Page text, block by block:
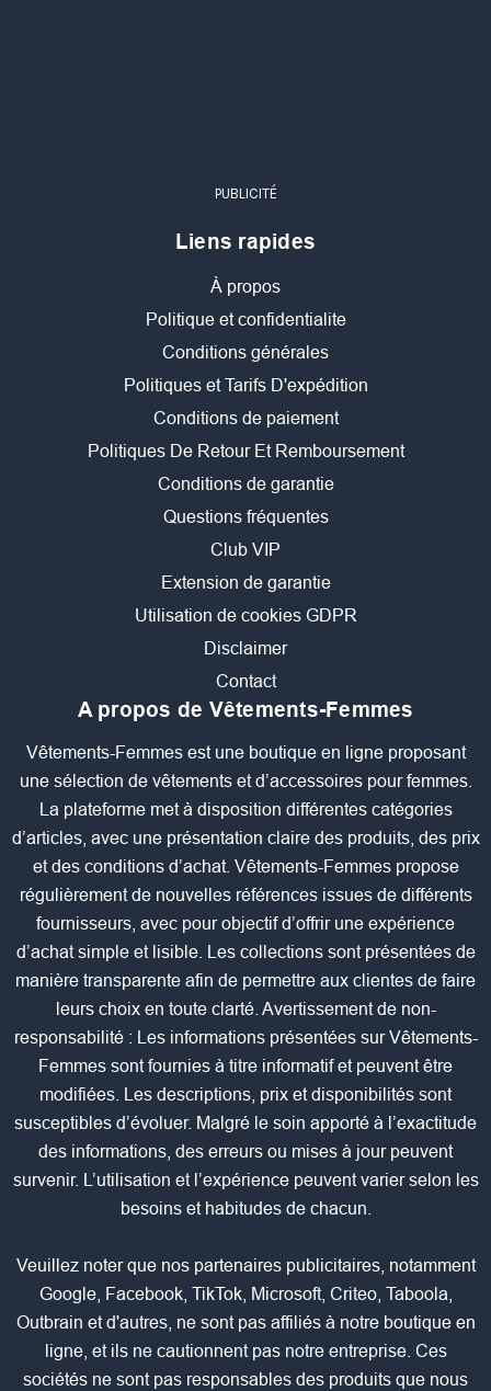
PUBLICITÉ
Liens rapides
À propos
Politique et confidentialite
Conditions générales
Politiques et Tarifs D'expédition
Conditions de paiement
Politiques De Retour Et Remboursement
Conditions de garantie
Questions fréquentes
Club VIP
Extension de garantie
Utilisation de cookies GDPR
Disclaimer
Contact
A propos de Vêtements-Femmes
Vêtements-Femmes est une boutique en ligne proposant
une sélection de vêtements et d’accessoires pour femmes.
La plateforme met à disposition différentes catégories
d’articles, avec une présentation claire des produits, des prix
et des conditions d’achat. Vêtements-Femmes propose
régulièrement de nouvelles références issues de différents
fournisseurs, avec pour objectif d’offrir une expérience
d’achat simple et lisible. Les collections sont présentées de
manière transparente afin de permettre aux clientes de faire
leurs choix en toute clarté. Avertissement de non-
responsabilité : Les informations présentées sur Vêtements-
Femmes sont fournies à titre informatif et peuvent être
modifiées. Les descriptions, prix et disponibilités sont
susceptibles d’évoluer. Malgré le soin apporté à l’exactitude
des informations, des erreurs ou mises à jour peuvent
survenir. L’utilisation et l’expérience peuvent varier selon les
besoins et habitudes de chacun.
Veuillez noter que nos partenaires publicitaires, notamment
Google, Facebook, TikTok, Microsoft, Criteo, Taboola,
Outbrain et d'autres, ne sont pas affiliés à notre boutique en
ligne, et ils ne cautionnent pas notre entreprise. Ces
sociétés ne sont pas responsables des produits que nous